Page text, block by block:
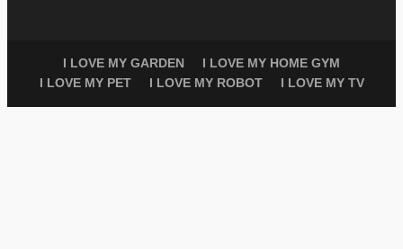
I LOVE MY GARDEN
I LOVE MY HOME GYM
I LOVE MY PET
I LOVE MY ROBOT I LOVE MY TV